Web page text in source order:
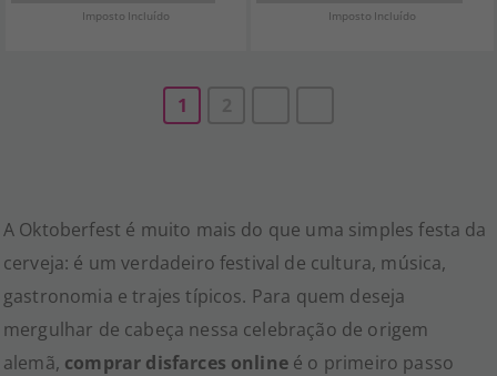
Imposto Incluído Imposto Incluído
1
A Oktoberfest é muito mais do que uma simples festa da
cerveja: é um verdadeiro festival de cultura, música,
gastronomia e trajes típicos. Para quem deseja
mergulhar de cabeça nessa celebração de origem
alemã, comprar disfarces onlineé o primeiro passo